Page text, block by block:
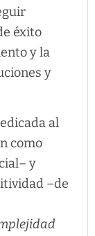
éxito
y la
y
al
como
y
–de